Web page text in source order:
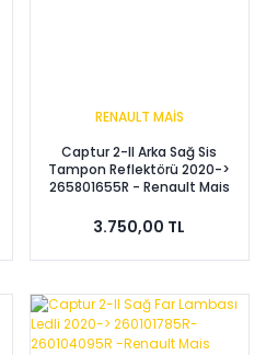
RENAULT MAİS
Captur 2-II Arka Sağ Sis
Tampon Reflektörü 2020->
265801655R - Renault Mais
3.750,00 TL